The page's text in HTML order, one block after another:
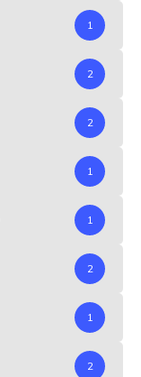
1
2
2
1
1
2
1
2